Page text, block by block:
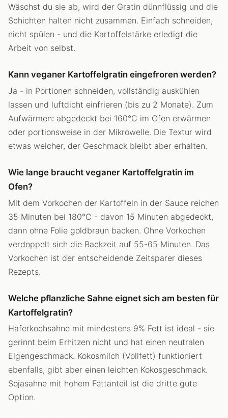
Wäschst du sie ab, wird der Gratin dünnflüssig und die
Schichten halten nicht zusammen. Einfach schneiden,
nicht spülen - und die Kartoffelstärke erledigt die
Arbeit von selbst.
Kann veganer Kartoffelgratin eingefroren werden?
Ja - in Portionen schneiden, vollständig auskühlen
lassen und luftdicht einfrieren (bis zu 2 Monate). Zum
Aufwärmen: abgedeckt bei 160°C im Ofen erwärmen
oder portionsweise in der Mikrowelle. Die Textur wird
etwas weicher, der Geschmack bleibt aber erhalten.
Wie lange braucht veganer Kartoffelgratin im
Ofen?
Mit dem Vorkochen der Kartoffeln in der Sauce reichen
35 Minuten bei 180°C - davon 15 Minuten abgedeckt,
dann ohne Folie goldbraun backen. Ohne Vorkochen
verdoppelt sich die Backzeit auf 55-65 Minuten. Das
Vorkochen ist der entscheidende Zeitsparer dieses
Rezepts.
Welche pflanzliche Sahne eignet sich am besten für
Kartoffelgratin?
Haferkochsahne mit mindestens 9% Fett ist ideal - sie
gerinnt beim Erhitzen nicht und hat einen neutralen
Eigengeschmack. Kokosmilch (Vollfett) funktioniert
ebenfalls, gibt aber einen leichten Kokosgeschmack.
Sojasahne mit hohem Fettanteil ist die dritte gute
Option.